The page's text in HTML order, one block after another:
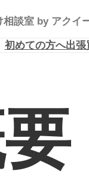
相談室 by アクイ
初めての方へ出張